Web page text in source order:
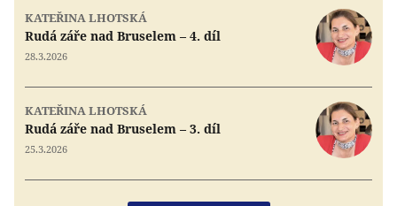
KATEŘINA LHOTSKÁ
Rudá záře nad Bruselem – 4. díl
28.3.2026
KATEŘINA LHOTSKÁ
Rudá záře nad Bruselem – 3. díl
25.3.2026